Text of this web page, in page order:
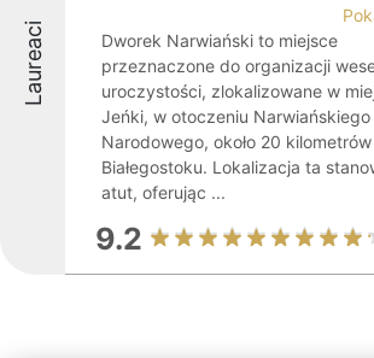
Laureaci
Dworek Narwiański to miejsce
przeznaczone do organizacji
uroczystości, zlokalizowane w
Jeńki, w otoczeniu Narwiańskiego
Narodowego, około 20
Białegostoku. Lokalizacja ta
atut, oferując ...
9.2